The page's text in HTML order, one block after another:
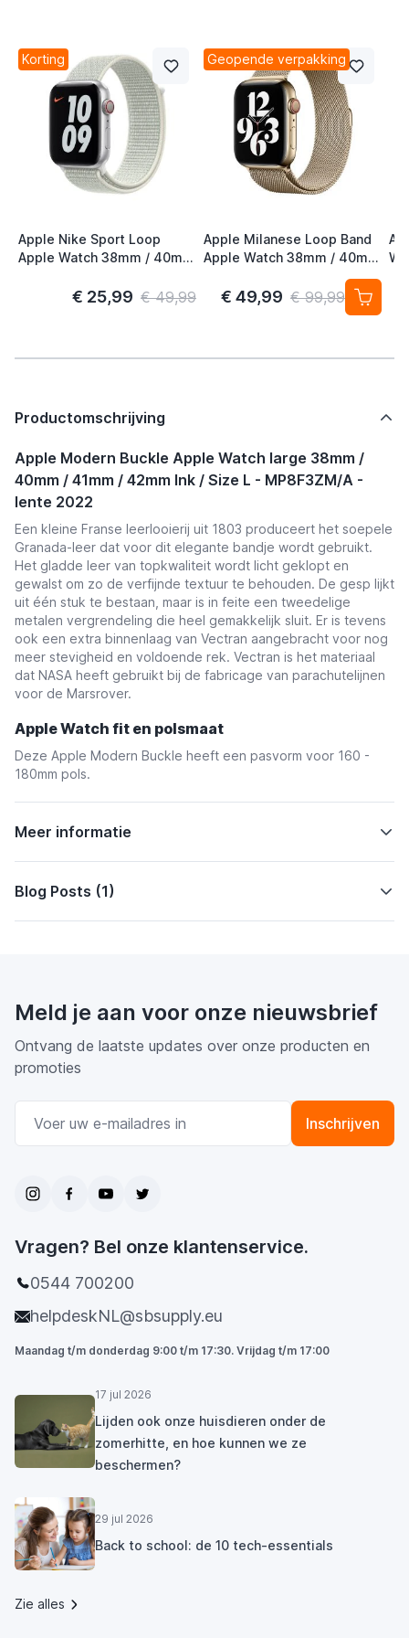
Korting
Apple Nike Sport Loop
Apple Watch 38mm / 40mm
€ 25,99 € 49,99
Geopende verpakking
Apple Milanese Loop Band
Apple Watch 38mm / 40mm
/ 41mm / 42mm Gold (2nd
Gen)€ 49,99 € 99,99
Productomschrijving
Apple Modern Buckle Apple Watch large 38mm /
40mm / 41mm / 42mm Ink / Size L - MP8F3ZM/A -
lente 2022
Een kleine Franse leerlooierij uit 1803 produceert het soepele
Granada-leer dat voor dit elegante bandje wordt gebruikt.
Het gladde leer van topkwaliteit wordt licht geklopt en
gewalst om zo de verfijnde textuur te behouden. De gesp lijkt
uit één stuk te bestaan, maar is in feite een tweedelige
metalen vergrendeling die heel gemakkelijk sluit. Er is tevens
ook een extra binnenlaag van Vectran aangebracht voor nog
meer stevigheid en voldoende rek. Vectran is het materiaal
dat NASA heeft gebruikt bij de fabricage van parachutelijnen
voor de Marsrover.
Apple Watch fit en polsmaat
Deze Apple Modern Buckle heeft een pasvorm voor 160 -
180mm pols.
Meer informatie
Blog Posts (1)
Meld je aan voor onze nieuwsbrief
Ontvang de laatste updates over onze producten en
promoties
Inschrijven
Vragen? Bel onze klantenservice.
0544 700200
helpdeskNL@sbsupply.eu
Maandag t/m donderdag 9:00 t/m 17:30. Vrijdag t/m 17:00
17 jul 2026
Lijden ook onze huisdieren onder de
zomerhitte, en hoe kunnen we ze
beschermen?
29 jul 2026
Back to school: de 10 tech-essentials
Zie alles